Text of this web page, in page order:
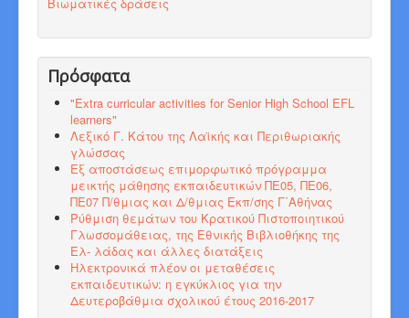
Πρόσφατα
"Εxtra curricular activities for Senior High School EFL
learners"
Λεξικό Γ. Κάτου της Λαϊκής και Περιθωριακής
γλώσσας
Εξ αποστάσεως επιμορφωτικό πρόγραμμα
μεικτής μάθησης εκπαιδευτικών ΠΕ05, ΠΕ06,
ΠΕ07 Π/θμιας και Δ/θμιας Εκπ/σης Γ΄Αθήνας
Ρύθμιση θεμάτων του Κρατικού Πιστοποιητικού
Γλωσσομάθειας, της Εθνικής Βιβλιοθήκης της
Ελ- λάδας και άλλες διατάξεις
Ηλεκτρονικά πλέον οι μεταθέσεις
εκπαιδευτικών: η εγκύκλιος για την
Δευτεροβάθμια σχολικού έτους 2016-2017